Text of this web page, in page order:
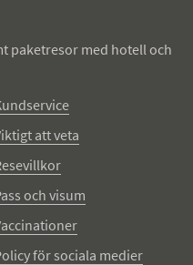
paketresor med hotell och
att veta
och visum
för sociala medier